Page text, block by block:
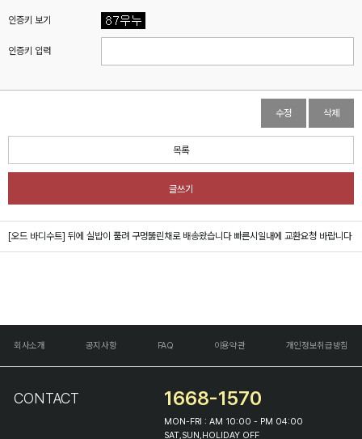
인증키 보기
인증키 입력
수정 삭제
목록
글쓰기
[오드 바디수트] 뒤에 실밥이 풀려 구멍뚫린채로 배송왔습니다 빠른시일내에 교환요청 바랍니다
회사소개 공지사항 FAQ 이용약관 개인정보취급방침
CONTACT 1668-1570
MON-FRI : AM 10:00 - PM 04:00
SAT,SUN,HOLIDAY OFF